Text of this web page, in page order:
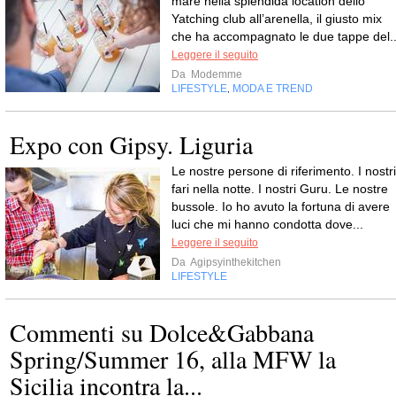
Yatching club all’arenella, il giusto mix
che ha accompagnato le due tappe
Leggere il seguito
Da Modemme
LIFESTYLE MODA E TREND
Expo con Gipsy. Liguria
Le nostre persone di riferimento. I nostri
fari nella notte. I nostri Guru. Le nostre
bussole. Io ho avuto la fortuna di avere
luci che mi hanno condotta dove...
Leggere il seguito
Da Agipsyinthekitchen
LIFESTYLE
Commenti su Dolce&Gabbana
Spring/Summer 16, alla MFW la
Sicilia incontra la...